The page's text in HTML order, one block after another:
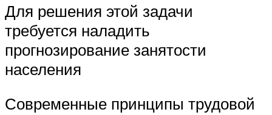
Для решения этой задачи
требуется наладить
прогнозирование занятости
населения
Современные принципы трудовой